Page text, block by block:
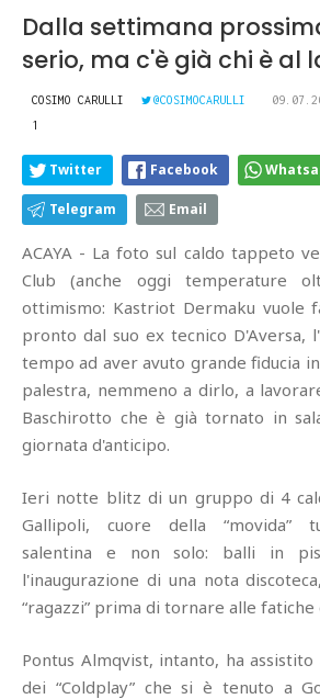
Dalla settimana
serio, ma c'è già chi è al
COSIMO CARULLI @COSIMOCARULLI
1
Twitter Facebook
Telegram Email
ACAYA - La foto sul caldo tappeto
Club (anche oggi temperature
ottimismo: Kastriot Dermaku vuole
pronto dal suo ex tecnico D'Aversa,
tempo ad aver avuto grande fiducia
palestra, nemmeno a dirlo, a
Baschirotto che è già tornato in
giornata d'anticipo.
Ieri notte blitz di un gruppo di 4
Gallipoli, cuore della “movida”
salentina e non solo: balli in
l'inaugurazione di una nota
“ragazzi” prima di tornare alle fatiche
Pontus Almqvist, intanto, ha
dei “Coldplay” che si è tenuto a